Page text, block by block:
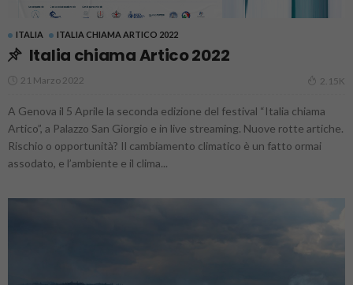
ITALIA ITALIA CHIAMA ARTICO 2022
Italia chiama Artico 2022
21 Marzo 2022 2.15K
A Genova il 5 Aprile la seconda edizione del festival “Italia chiama
Artico”, a Palazzo San Giorgio e in live streaming. Nuove rotte artiche.
Rischio o opportunità? Il cambiamento climatico è un fatto ormai
assodato, e l’ambiente e il clima...